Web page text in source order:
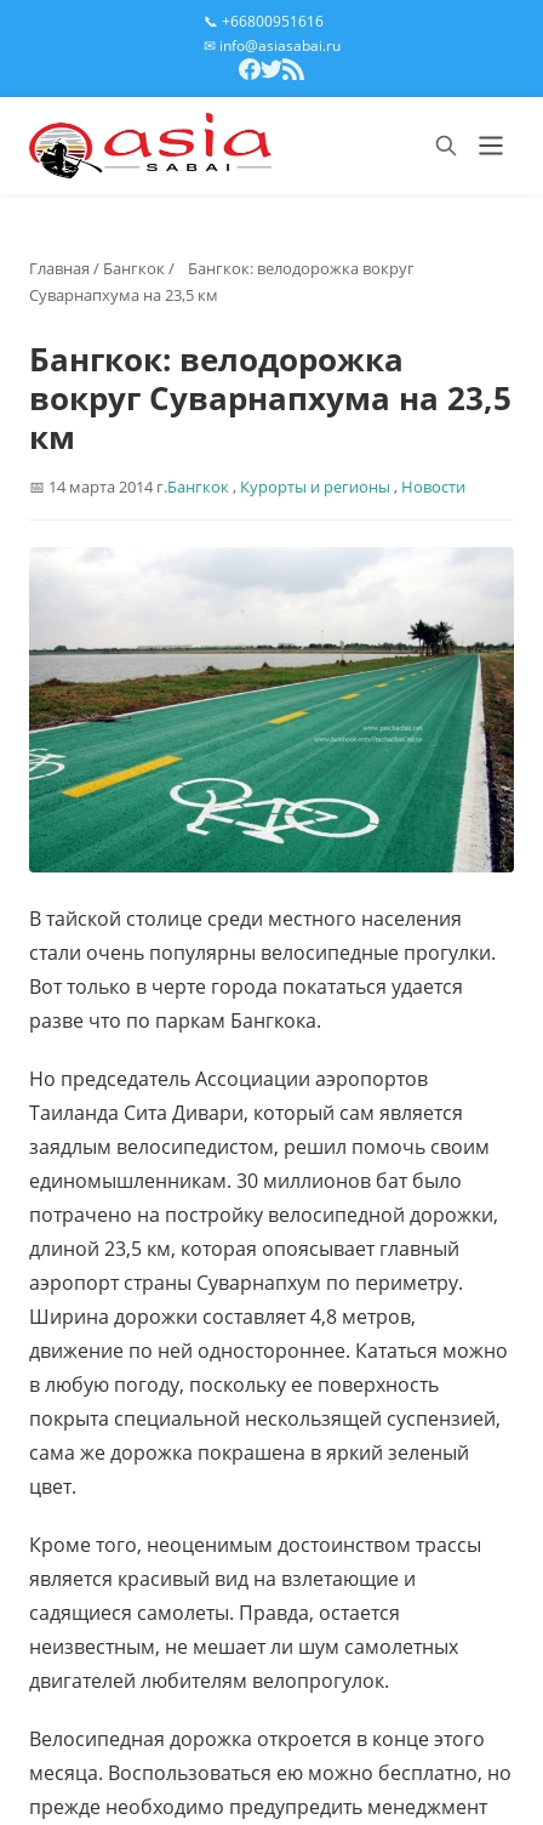
📞 +66800951616
✉ info@asiasabai.ru
Главная / Бангкок/
Бангкок: велодорожка вокруг
Суварнапхума на 23,5 км
Бангкок: велодорожка
вокруг Суварнапхума на 23,5
км
14 марта 2014 г.Бангкок, Курорты и регионы , Новости
В тайской столице среди местного населения
стали очень популярны велосипедные прогулки.
Вот только в черте города покататься удается
разве что по паркам Бангкока.
Но председатель Ассоциации аэропортов
Таиланда Сита Дивари, который сам является
заядлым велосипедистом, решил помочь своим
единомышленникам. 30 миллионов бат было
потрачено на постройку велосипедной дорожки,
длиной 23,5 км, которая опоясывает главный
аэропорт страны Суварнапхум по периметру.
Ширина дорожки составляет 4,8 метров,
движение по ней одностороннее. Кататься можно
в любую погоду, поскольку ее поверхность
покрыта специальной нескользящей суспензией,
сама же дорожка покрашена в яркий зеленый
цвет.
Кроме того, неоценимым достоинством трассы
является красивый вид на взлетающие и
садящиеся самолеты. Правда, остается
неизвестным, не мешает ли шум самолетных
двигателей любителям велопрогулок.
Велосипедная дорожка откроется в конце этого
месяца. Воспользоваться ею можно бесплатно, но
прежде необходимо предупредить менеджмент